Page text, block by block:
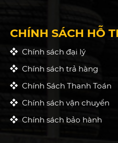
CHÍNH SÁCH HỖ
Chính sách đại lý
Chính sách trả hàng
Chính Sách Thanh Toán
Chính sách vận chuyển
Chính sách bảo hành